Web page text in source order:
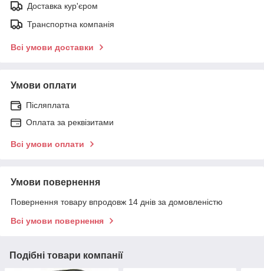
Доставка кур'єром
Транспортна компанія
Всі умови доставки
Умови оплати
Післяплата
Оплата за реквізитами
Всі умови оплати
Умови повернення
Повернення товару впродовж 14 днів за домовленістю
Всі умови повернення
Подібні товари компанії